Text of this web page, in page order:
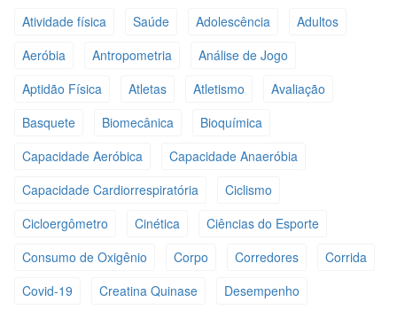
Atividade física Saúde Adolescência
Adultos
Aeróbia
Antropometria
Análise de Jogo
Aptidão Física
Atletas Atletismo
Avaliação
Basquete
Biomecânica
Bioquímica
Capacidade Aeróbica
Capacidade Anaeróbia
Capacidade Cardiorrespiratória
Ciclismo
Cicloergômetro
Cinética
Ciências do Esporte
Consumo de Oxigênio
Corpo Corredores
Corrida
Covid-19
Creatina Quinase
Desempenho